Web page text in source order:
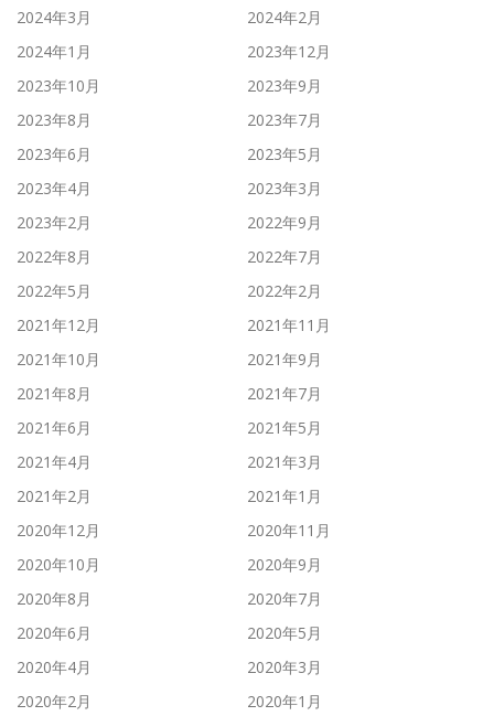
2024年3月
2024年2月
2024年1月
2023年12月
2023年10月
2023年9月
2023年8月
2023年7月
2023年6月
2023年5月
2023年4月
2023年3月
2023年2月
2022年9月
2022年8月
2022年7月
2022年5月
2022年2月
2021年12月
2021年11月
2021年10月
2021年9月
2021年8月
2021年7月
2021年6月
2021年5月
2021年4月
2021年3月
2021年2月
2021年1月
2020年12月
2020年11月
2020年10月
2020年9月
2020年8月
2020年7月
2020年6月
2020年5月
2020年4月
2020年3月
2020年2月
2020年1月